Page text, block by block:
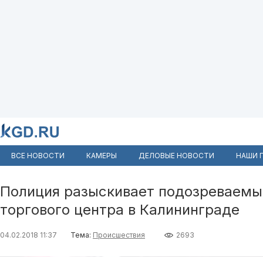
ВСЕ НОВОСТИ КАМЕРЫ ДЕЛОВЫЕ НОВОСТИ НАШИ
Полиция разыскивает
торгового центра в Калининграде
04.02.2018 11:37 Тема: Происшествия 2693